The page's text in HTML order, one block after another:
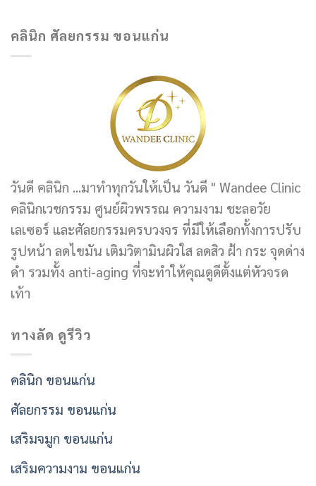
คลินิก ศัลยกรรม ขอนแก่น
วันดี คลินิก ...มาทำทุกวันให้เป็น วันดี " Wandee Clinic
คลินิกเวชกรรม ศูนย์ผิวพรรณ ความงาม ชะลอวัย
เลเซอร์ และศัลยกรรมครบวงจร ที่มีให้เลือกทั้งการปรับ
รูปหน้า ลดไขมัน เติมวิตามินผิวใส ลดสิว ฝ้า กระ จุดด่าง
ดำ รวมทั้ง anti-aging ที่จะทำให้คุณดูดีตั้งแต่หัวจรด
เท้า
ทางลัด ดูรีวิว
คลินิก ขอนแก่น
ศัลยกรรม ขอนแก่น
เสริมจมูก ขอนแก่น
เสริมความงาม ขอนแก่น